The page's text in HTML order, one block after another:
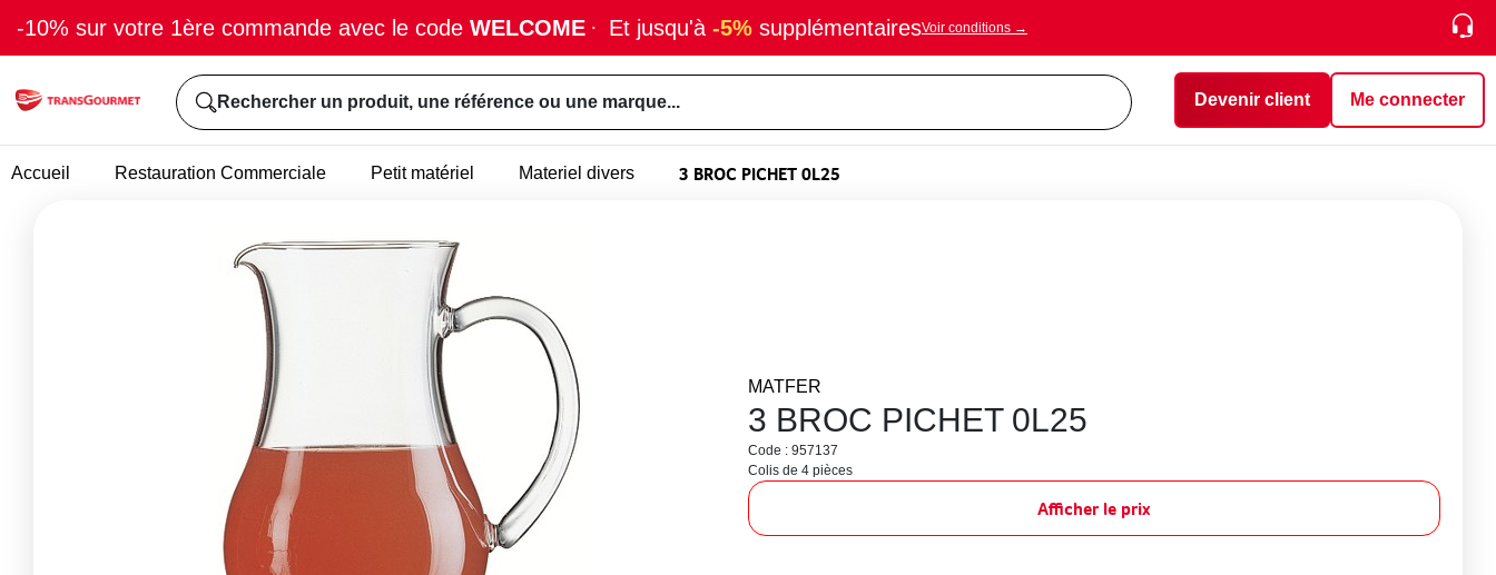
-10% sur votre 1ère commande avec le code WELCOME · Et jusqu'à -5% supplémentairesVoir conditions →
Rechercher un produit, une référence ou une marque... Devenir client Me connecter
Accueil Restauration Commerciale Petit matériel Materiel divers 3 BROC PICHET 0L25
MATFER
3 BROC PICHET 0L25
Code : 957137
Colis de 4 pièces
Afficher le prix